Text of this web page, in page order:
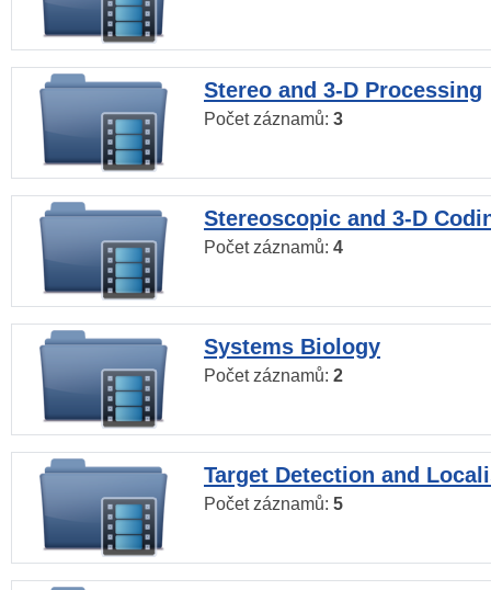
Stereo and 3-D Processing
Počet záznamů: 3
Stereoscopic and 3-D
Počet záznamů: 4
Systems Biology
Počet záznamů: 2
Target Detection and
Počet záznamů: 5